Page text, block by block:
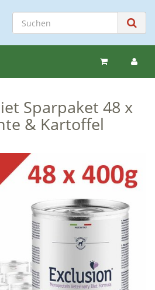
Sparpaket 48 x
& Kartoffel